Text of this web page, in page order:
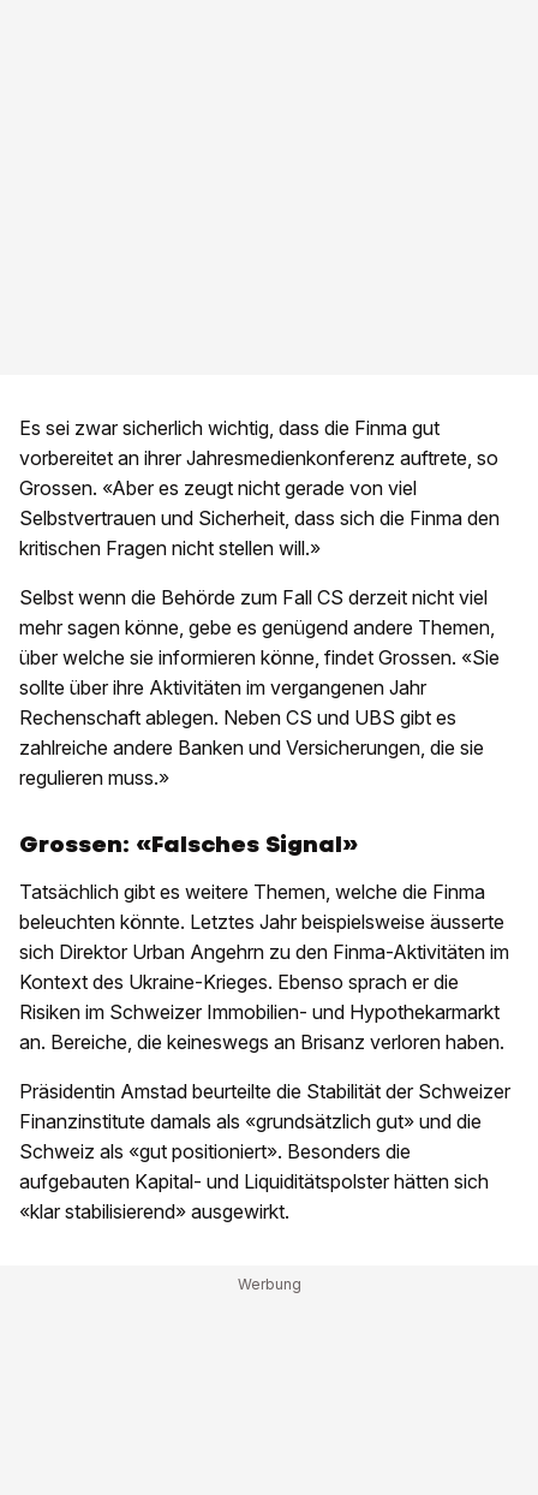
Es sei zwar sicherlich wichtig, dass die Finma gut
vorbereitet an ihrer Jahresmedienkonferenz auftrete, so
Grossen. «Aber es zeugt nicht gerade von viel
Selbstvertrauen und Sicherheit, dass sich die Finma den
kritischen Fragen nicht stellen will.»
Selbst wenn die Behörde zum Fall CS derzeit nicht viel
mehr sagen könne, gebe es genügend andere Themen,
über welche sie informieren könne, findet Grossen. «Sie
sollte über ihre Aktivitäten im vergangenen Jahr
Rechenschaft ablegen. Neben CS und UBS gibt es
zahlreiche andere Banken und Versicherungen, die sie
regulieren muss.»
Grossen: «Falsches Signal»
Tatsächlich gibt es weitere Themen, welche die Finma
beleuchten könnte. Letztes Jahr beispielsweise äusserte
sich Direktor Urban Angehrn zu den Finma-Aktivitäten im
Kontext des Ukraine-Krieges. Ebenso sprach er die
Risiken im Schweizer Immobilien- und Hypothekarmarkt
an. Bereiche, die keineswegs an Brisanz verloren haben.
Präsidentin Amstad beurteilte die Stabilität der Schweizer
Finanzinstitute damals als «grundsätzlich gut» und die
Schweiz als «gut positioniert». Besonders die
aufgebauten Kapital- und Liquiditätspolster hätten sich
«klar stabilisierend» ausgewirkt.